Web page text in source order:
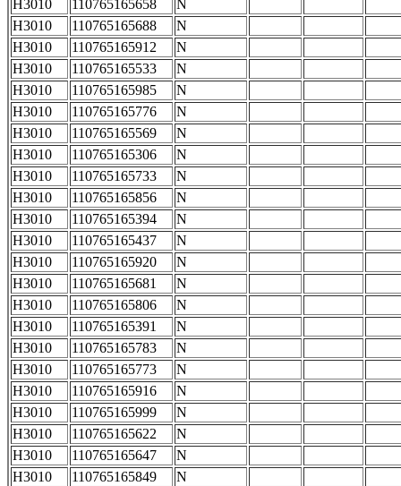
H3010
110765165658
N
H3010
110765165688
N
H3010
110765165912
N
H3010
110765165533
N
H3010
110765165985
N
H3010
110765165776
N
H3010
110765165569
N
H3010
110765165306
N
H3010
110765165733
N
H3010
110765165856
N
H3010
110765165394
N
H3010
110765165437
N
H3010
110765165920
N
H3010
110765165681
N
H3010
110765165806
N
H3010
110765165391
N
H3010
110765165783
N
H3010
110765165773
N
H3010
110765165916
N
H3010
110765165999
N
H3010
110765165622
N
H3010
110765165647
N
H3010
110765165849
N